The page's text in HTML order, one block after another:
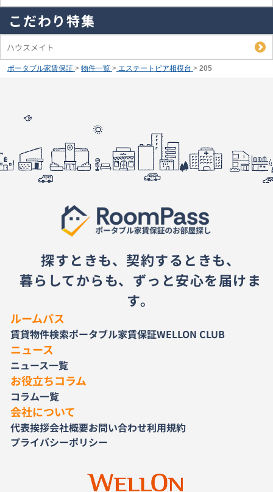
こだわり特集
ハウスメイト
ポータブル家賃保証 > 物件一覧 > エステートピア相模台 > 205
探すときも、契約するときも、
暮らしてからも、ずっと安心を届けま
す。
ルームパス
賃貸物件検索ポータブル家賃保証WELLON CLUB
ニュース
ニュース一覧
お役立ちコラム
コラム一覧
会社について
代表挨拶会社概要お問い合わせ利用規約
プライバシーポリシー